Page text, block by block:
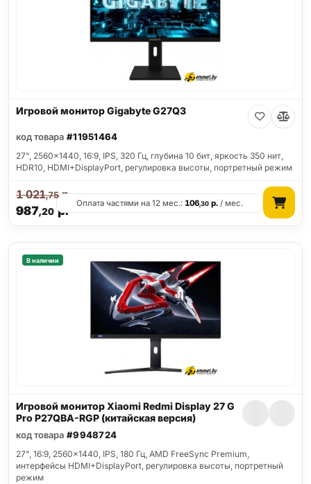
Игровой монитор Gigabyte G27Q3
код товара #11951464
27", 2560x1440, 16:9, IPS, 320 Гц, глубина 10 бит, яркость 350 нит,
HDR10, HDMI+DisplayPort, регулировка высоты, портретный режим
987,20р.
1 021,75р.
Оплата частями на 12 мес.:106,30 р. / мес.
В наличии
Игровой монитор Xiaomi Redmi Display 27 G
Pro P27QBA-RGP (китайская версия)
код товара #9948724
27", 16:9, 2560x1440, IPS, 180 Гц, AMD FreeSync Premium,
интерфейсы HDMI+DisplayPort, регулировка высоты, портретный
режим